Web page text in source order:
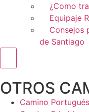
¿Como
Equipaje
Consejos
de Santiago
OTROS
Camino Portugués